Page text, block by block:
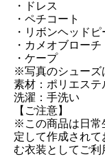
・ドレス
・ペチコート
・リボンヘッドピ
・カメオブローチ
・ケープ
※写真のシューズ
素材：ポリエステ
洗濯：手洗い
【ご注意】
※この商品は日常
定して作成され
む衣装としてご利